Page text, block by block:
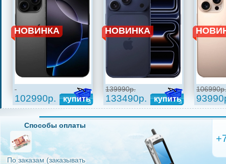
НОВИНКА
102990р. купить
НОВИНКА
139990р.
133490р. купить
106990р.
Способы оплаты
По заказам (заказывать